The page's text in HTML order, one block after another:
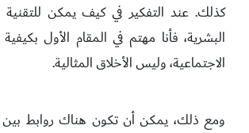
كذلك. عند التفكير في كيف يمكن للتقنية
البشرية، فأنا مهتم في المقام الأول
الاجتماعية، وليس الأخلاق المثالية.
ومع ذلك، يمكن أن تكون هناك روابط بين